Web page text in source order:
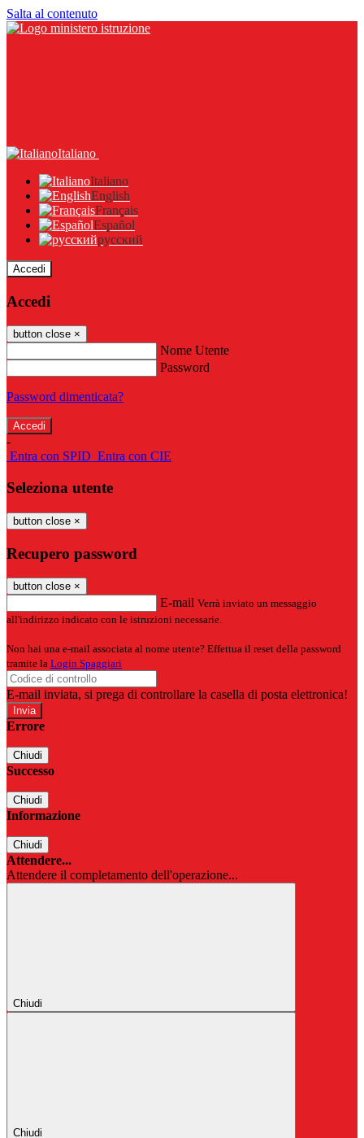
Salta al contenuto
Italiano
Italiano
English
Français
Español
русский
Accedi
Accedi
button close ×
Nome Utente
Password
Password dimenticata?
-
Entra con SPID Entra con CIE
Seleziona utente
button close ×
Recupero password
button close ×
E-mail Verrà inviato un messaggio
all'indirizzo indicato con le istruzioni necessarie.
Non hai una e-mail associata al nome utente? Effettua il reset della password
tramite la Login Spaggiari
E-mail inviata, si prega di controllare la casella di posta elettronica!
Errore
Chiudi
Successo
Chiudi
Informazione
Chiudi
Attendere...
Attendere il completamento dell'operazione...
Chiudi
Chiudi